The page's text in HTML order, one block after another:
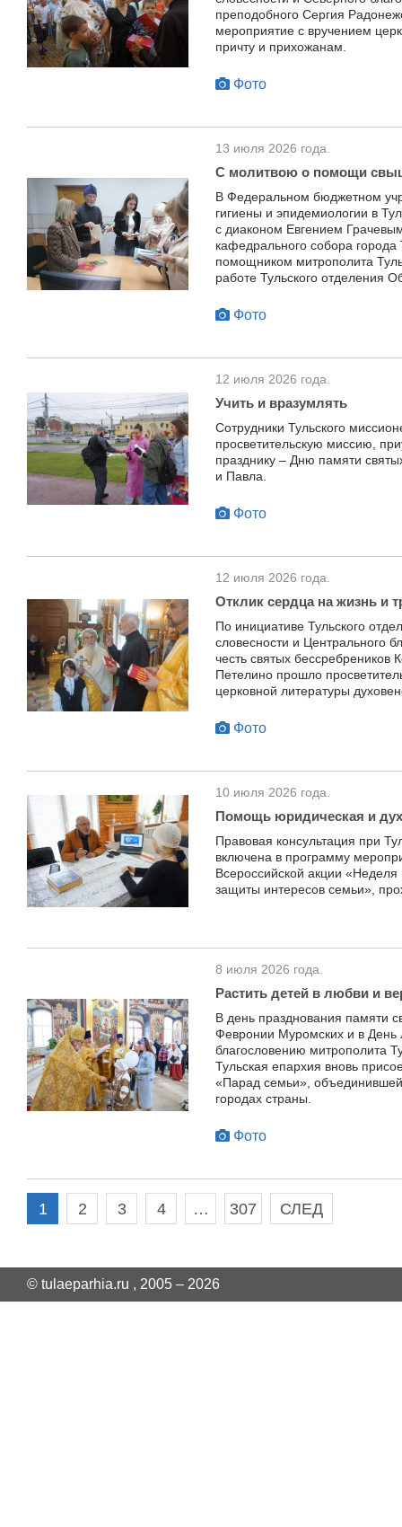
преподобного Сергия
мероприятие с вручением
причту и прихожанам.
Фото
13 июля 2026 года.
С молитвою о помощи
В Федеральном бюджетном
гигиены и эпидемиологии в
с диаконом Евгением
кафедрального собора
помощником митрополита
работе Тульского отделения
Фото
12 июля 2026 года.
Учить и вразумлять
Сотрудники Тульского
просветительскую миссию,
празднику – Дню памяти
и Павла.
Фото
12 июля 2026 года.
Отклик сердца на жизнь и
По инициативе Тульского
словесности и Центрального
честь святых
Петелино прошло
церковной литературы
Фото
10 июля 2026 года.
Помощь юридическая и
Правовая консультация при
включена в программу
Всероссийской акции
защиты интересов семьи»,
8 июля 2026 года.
Растить детей в любви и
В день празднования памяти
Февронии Муромских и в День
благословению митрополита
Тульская епархия вновь
«Парад семьи»,
городах страны.
Фото
1 2 3 4 … 307 СЛЕД
© tulaeparhia.ru , 2005 – 2026